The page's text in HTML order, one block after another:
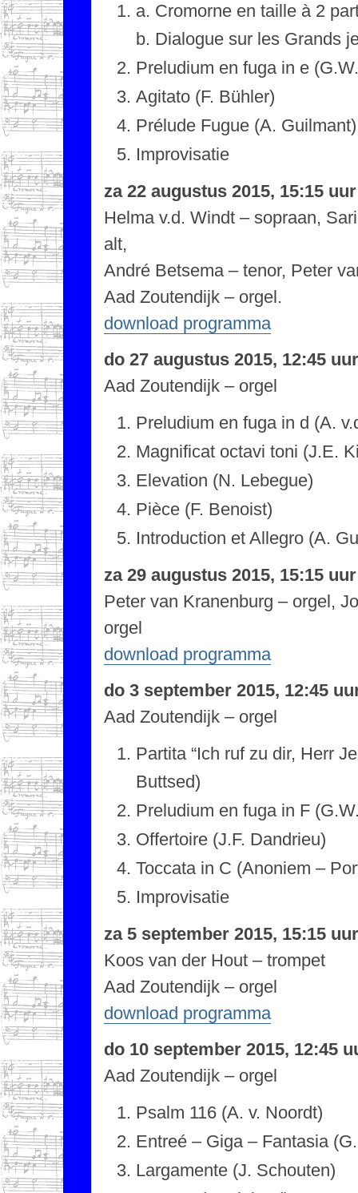
a. Cromorne en taille à 2
b. Dialogue sur les Grands
Preludium en fuga in e
Agitato (F. Bühler)
Prélude Fugue (A. Guilmant)
Improvisatie
za 22 augustus 2015, 15:15
Helma v.d. Windt – sopraan,
alt,
André Betsema – tenor, Peter
Aad Zoutendijk – orgel.
download programma
do 27 augustus 2015, 12:45
Aad Zoutendijk – orgel
Preludium en fuga in d (A.
Magnificat octavi toni (J.E.
Elevation (N. Lebegue)
Pièce (F. Benoist)
Introduction et Allegro (A.
za 29 augustus 2015, 15:15
Peter van Kranenburg – orgel,
orgel
download programma
do 3 september 2015, 12:45
Aad Zoutendijk – orgel
Partita “Ich ruf zu dir, Herr
Buttsed)
Preludium en fuga in F
Offertoire (J.F. Dandrieu)
Toccata in C (Anoniem –
Improvisatie
za 5 september 2015, 15:15
Koos van der Hout – trompet
Aad Zoutendijk – orgel
download programma
do 10 september 2015, 12:45
Aad Zoutendijk – orgel
Psalm 116 (A. v. Noordt)
Entreé – Giga – Fantasia
Largamente (J. Schouten)